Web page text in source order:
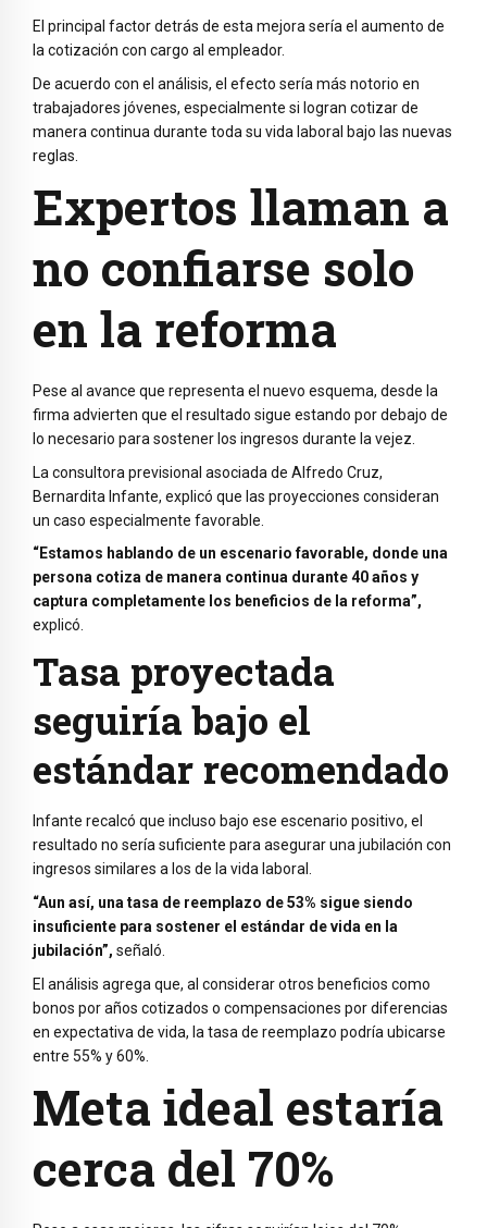
El principal factor detrás de esta mejora sería el aumento de
la cotización con cargo al empleador.
De acuerdo con el análisis, el efecto sería más notorio en
trabajadores jóvenes, especialmente si logran cotizar de
manera continua durante toda su vida laboral bajo las nuevas
reglas.
Expertos llaman a
no confiarse solo
en la reforma
Pese al avance que representa el nuevo esquema, desde la
firma advierten que el resultado sigue estando por debajo de
lo necesario para sostener los ingresos durante la vejez.
La consultora previsional asociada de Alfredo Cruz,
Bernardita Infante, explicó que las proyecciones consideran
un caso especialmente favorable.
“Estamos hablando de un escenario favorable, donde una
persona cotiza de manera continua durante 40 años y
captura completamente los beneficios de la reforma”,
explicó.
Tasa proyectada
seguiría bajo el
estándar recomendado
Infante recalcó que incluso bajo ese escenario positivo, el
resultado no sería suficiente para asegurar una jubilación con
ingresos similares a los de la vida laboral.
“Aun así, una tasa de reemplazo de 53% sigue siendo
insuficiente para sostener el estándar de vida en la
jubilación”, señaló.
El análisis agrega que, al considerar otros beneficios como
bonos por años cotizados o compensaciones por diferencias
en expectativa de vida, la tasa de reemplazo podría ubicarse
entre 55% y 60%.
Meta ideal estaría
cerca del 70%